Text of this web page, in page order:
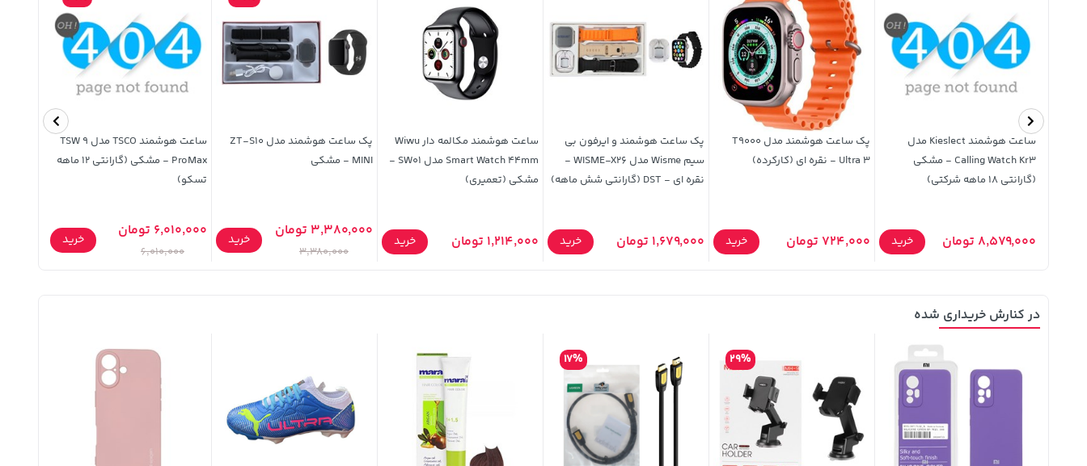
ساعت هوشمند Kieslect مدل
Calling Watch Kr3 - مشکی
(گارانتی 18 ماهه شرکتی)
8,579,000 تومان خرید
پک ساعت هوشمند مدل T9000
Ultra 3 - نقره ای (کارکرده)
724,000 تومان خرید
پک ساعت هوشمند و ایرفون بی
سیم Wisme مدل WISME-X26 -
نقره ای - DST (گارانتی شش ماهه)
1,679,000 تومان خرید
ساعت هوشمند مکالمه دار Wiwu
Smart Watch 44mm مدل SW01 -
مشکی (تعمیری)
1,214,000 تومان خرید
پک ساعت هوشمند مدل ZT-S10
MINI - مشکی
3,380,000 تومان
3,380,000
خرید
ساعت هوشمند TSCO مدل TSW 9
ProMax - مشکی (گارانتی 12 ماهه
تسکو)
6,010,000 تومان
6,010,000
خرید
در کنارش خریداری شده
29%
17%